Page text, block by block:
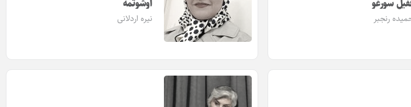
سورغو
رنجبر
اوشوتمه
نیره اردلانی